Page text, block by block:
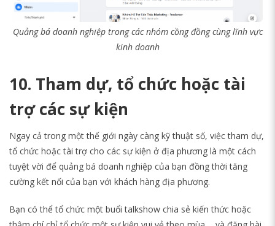
Quảng bá doanh nghiệp trong các nhóm cồng đồng cùng lĩnh vực
kinh doanh
10. Tham dự, tổ chức hoặc tài
trợ các sự kiện
Ngay cả trong một thế giới ngày càng kỹ thuật số, việc tham dự,
tổ chức hoặc tài trợ cho các sự kiện ở địa phương là một cách
tuyệt vời để quảng bá doanh nghiệp của bạn đồng thời tăng
cường kết nối của bạn với khách hàng địa phương.
Bạn có thể tổ chức một buổi talkshow chia sẻ kiến thức hoặc